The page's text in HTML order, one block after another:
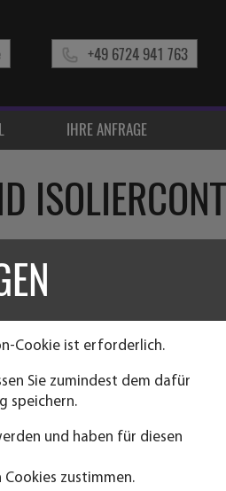
Cookie ist erforderlich.
Sie zumindest dem dafür
speichern.
und haben für diesen
zustimmen.
+49 6724 941 763
IHRE ANFRAGE
werden die
Ventilöffnungen für den
zur Verfügung. Aus
anbieten.
wo gleichbleibende